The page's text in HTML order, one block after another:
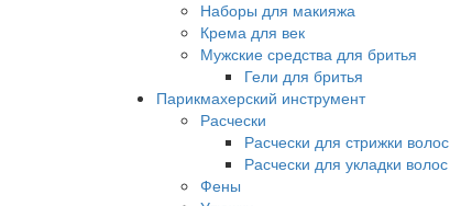
Наборы для макияжа
Крема для век
Мужские средства для бритья
Гели для бритья
Парикмахерский инструмент
Расчески
Расчески для стрижки волос
Расчески для укладки волос
Фены